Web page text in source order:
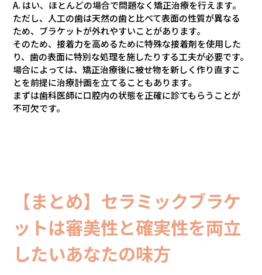
A. はい、ほとんどの場合で問題なく矯正治療を行えます。
ただし、人工の歯は天然の歯と比べて表面の性質が異なる
ため、ブラケットが外れやすいことがあります。
そのため、接着力を高めるために特殊な接着剤を使用した
り、歯の表面に特別な処理を施したりする工夫が必要です。
場合によっては、矯正治療後に被せ物を新しく作り直すこ
とを前提に治療計画を立てることもあります。
まずは歯科医師に口腔内の状態を正確に診てもらうことが
不可欠です。
【まとめ】セラミックブラケ
ットは審美性と確実性を両立
したいあなたの味方